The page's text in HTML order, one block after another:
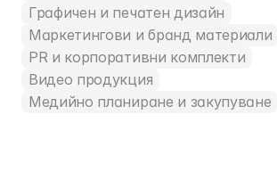
Графичен и печатен дизайн
Маркетингови и бранд материали
PR и корпоративни комплекти
Видео продукция
Медийно планиране и закупуване